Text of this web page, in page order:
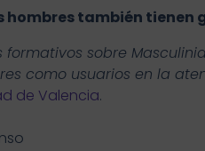
hombres también tienen
formativos sobre
como usuarios en la
de Valencia.